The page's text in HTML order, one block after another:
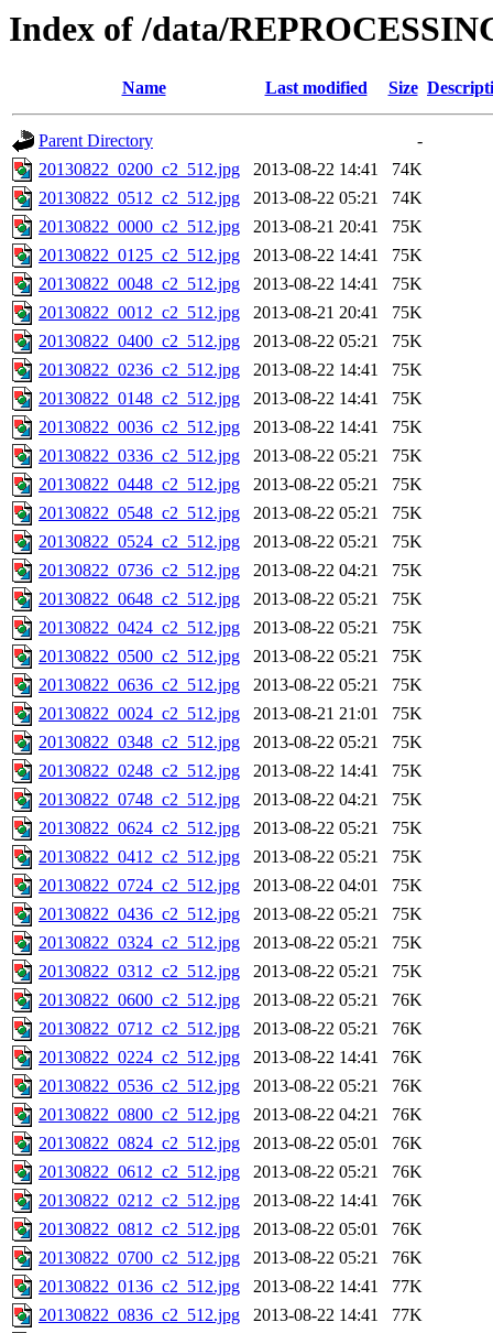
Index of /data/
Name Last modified Size
Parent Directory
-
20130822_0200_c2_512.jpg
2013-08-22 14:41
74K
20130822_0512_c2_512.jpg
2013-08-22 05:21
74K
20130822_0000_c2_512.jpg
2013-08-21 20:41
75K
20130822_0125_c2_512.jpg
2013-08-22 14:41
75K
20130822_0048_c2_512.jpg
2013-08-22 14:41
75K
20130822_0012_c2_512.jpg
2013-08-21 20:41
75K
20130822_0400_c2_512.jpg
2013-08-22 05:21
75K
20130822_0236_c2_512.jpg
2013-08-22 14:41
75K
20130822_0148_c2_512.jpg
2013-08-22 14:41
75K
20130822_0036_c2_512.jpg
2013-08-22 14:41
75K
20130822_0336_c2_512.jpg
2013-08-22 05:21
75K
20130822_0448_c2_512.jpg
2013-08-22 05:21
75K
20130822_0548_c2_512.jpg
2013-08-22 05:21
75K
20130822_0524_c2_512.jpg
2013-08-22 05:21
75K
20130822_0736_c2_512.jpg
2013-08-22 04:21
75K
20130822_0648_c2_512.jpg
2013-08-22 05:21
75K
20130822_0424_c2_512.jpg
2013-08-22 05:21
75K
20130822_0500_c2_512.jpg
2013-08-22 05:21
75K
20130822_0636_c2_512.jpg
2013-08-22 05:21
75K
20130822_0024_c2_512.jpg
2013-08-21 21:01
75K
20130822_0348_c2_512.jpg
2013-08-22 05:21
75K
20130822_0248_c2_512.jpg
2013-08-22 14:41
75K
20130822_0748_c2_512.jpg
2013-08-22 04:21
75K
20130822_0624_c2_512.jpg
2013-08-22 05:21
75K
20130822_0412_c2_512.jpg
2013-08-22 05:21
75K
20130822_0724_c2_512.jpg
2013-08-22 04:01
75K
20130822_0436_c2_512.jpg
2013-08-22 05:21
75K
20130822_0324_c2_512.jpg
2013-08-22 05:21
75K
20130822_0312_c2_512.jpg
2013-08-22 05:21
75K
20130822_0600_c2_512.jpg
2013-08-22 05:21
76K
20130822_0712_c2_512.jpg
2013-08-22 05:21
76K
20130822_0224_c2_512.jpg
2013-08-22 14:41
76K
20130822_0536_c2_512.jpg
2013-08-22 05:21
76K
20130822_0800_c2_512.jpg
2013-08-22 04:21
76K
20130822_0824_c2_512.jpg
2013-08-22 05:01
76K
20130822_0612_c2_512.jpg
2013-08-22 05:21
76K
20130822_0212_c2_512.jpg
2013-08-22 14:41
76K
20130822_0812_c2_512.jpg
2013-08-22 05:01
76K
20130822_0700_c2_512.jpg
2013-08-22 05:21
76K
20130822_0136_c2_512.jpg
2013-08-22 14:41
77K
20130822_0836_c2_512.jpg
2013-08-22 14:41
77K